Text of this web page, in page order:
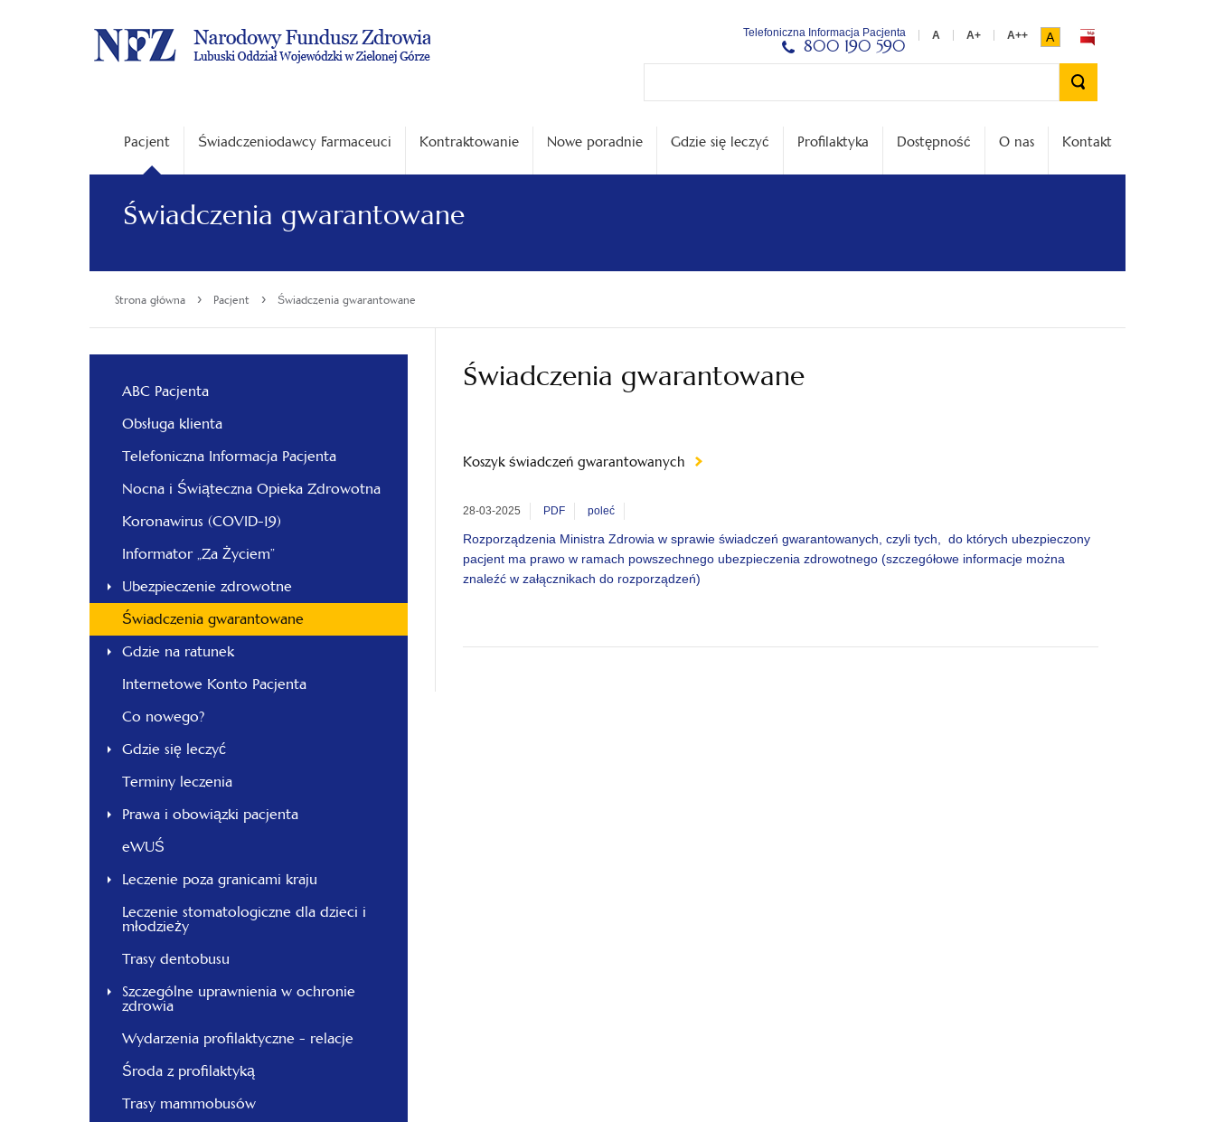
Telefoniczna Informacja Pacjenta
800 190 590 A
Pacjent Świadczeniodawcy Farmaceuci Kontraktowanie Nowe poradnie Gdzie się leczyć Profilaktyka Dostępność O nas Kontakt
Świadczenia gwarantowane
Strona główna › Pacjent › Świadczenia gwarantowane
ABC Pacjenta
Obsługa klienta
Telefoniczna Informacja Pacjenta
Nocna i Świąteczna Opieka Zdrowotna
Koronawirus (COVID-19)
Informator „Za Życiem”
Ubezpieczenie zdrowotne
Świadczenia gwarantowane
Gdzie na ratunek
Internetowe Konto Pacjenta
Co nowego?
Gdzie się leczyć
Terminy leczenia
Prawa i obowiązki pacjenta
eWUŚ
Leczenie poza granicami kraju
Leczenie stomatologiczne dla dzieci i
młodzieży
Trasy dentobusu
Szczególne uprawnienia w ochronie
zdrowia
Wydarzenia profilaktyczne - relacje
Środa z profilaktyką
Trasy mammobusów
Świadczenia gwarantowane
Koszyk świadczeń gwarantowanych
28-03-2025 PDF poleć
Rozporządzenia Ministra Zdrowia w sprawie świadczeń gwarantowanych, czyli tych, do których ubezpieczony
pacjent ma prawo w ramach powszechnego ubezpieczenia zdrowotnego (szczegółowe informacje można
znaleźć w załącznikach do rozporządzeń)